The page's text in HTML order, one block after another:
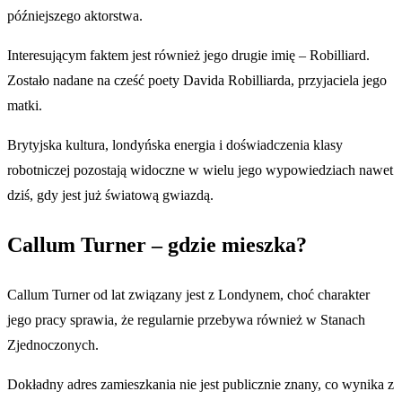
późniejszego aktorstwa.
Interesującym faktem jest również jego drugie imię – Robilliard.
Zostało nadane na cześć poety Davida Robilliarda, przyjaciela jego
matki.
Brytyjska kultura, londyńska energia i doświadczenia klasy
robotniczej pozostają widoczne w wielu jego wypowiedziach nawet
dziś, gdy jest już światową gwiazdą.
Callum Turner – gdzie mieszka?
Callum Turner od lat związany jest z Londynem, choć charakter
jego pracy sprawia, że regularnie przebywa również w Stanach
Zjednoczonych.
Dokładny adres zamieszkania nie jest publicznie znany, co wynika z